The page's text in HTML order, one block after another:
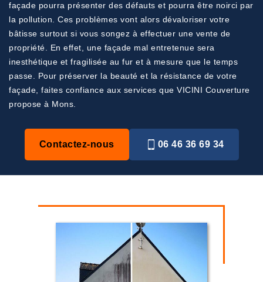
façade pourra présenter des défauts et pourra être noirci par
la pollution. Ces problèmes vont alors dévaloriser votre
bâtisse surtout si vous songez à effectuer une vente de
propriété. En effet, une façade mal entretenue sera
inesthétique et fragilisée au fur et à mesure que le temps
passe. Pour préserver la beauté et la résistance de votre
façade, faites confiance aux services que VICINI Couverture
propose à Mons.
Contactez-nous 06 46 36 69 34